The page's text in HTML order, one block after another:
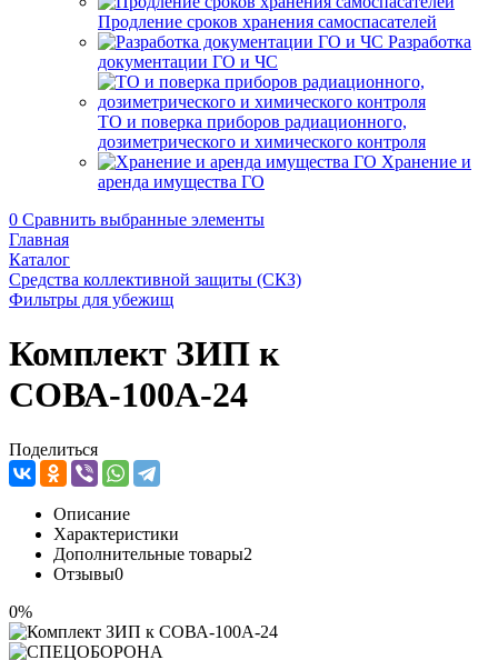
Продление сроков хранения самоспасателей
Разработка
документации ГО и ЧС
ТО и поверка приборов радиационного,
дозиметрического и химического контроля
Хранение и
аренда имущества ГО
0 Сравнить выбранные элементы
Главная
Каталог
Средства коллективной защиты (СКЗ)
Фильтры для убежищ
Комплект ЗИП к
СОВА-100А-24
Поделиться
Описание
Характеристики
Дополнительные товары2
Отзывы0
0%